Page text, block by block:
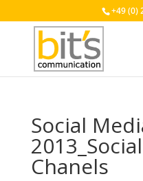
+49 (0)
Social
Chanels